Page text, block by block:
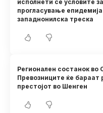
исполнети се условите за
прогласување
западнонилска треска
Регионален состанок во
Превозниците ќе бараат
престојот во Шенген